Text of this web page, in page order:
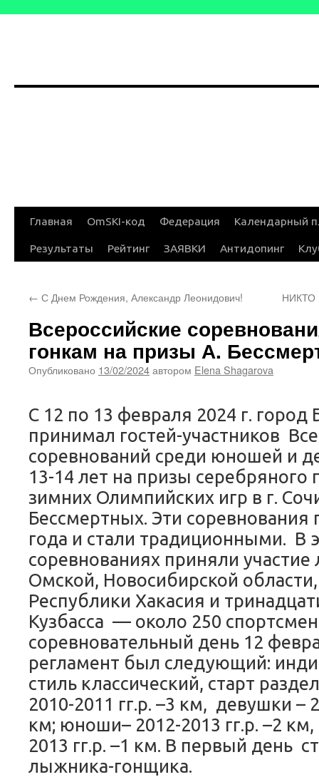
Перейти
Главная OmSKI-код Федерация Календарный
Результаты Рейтинг ЗАЯВКИ Антидопинг
← С Днем Рождения, Александр Леонидович!
Всероссийские
гонкам на призы А.
Опубликовано 13/02/2024автором Elena Shagarova
С 12 по 13 февраля 2024 г. город
принимал гостей-участников
соревнований среди юношей и
13-14 лет на призы серебряного
зимних Олимпийских игр в г.
Бессмертных. Эти соревнования
года и стали традиционными. В
соревнованиях приняли
Омской, Новосибирской
Республики Хакасия и
Кузбасса — около 250
соревновательный день 12
регламент был следующий:
стиль классический, старт
2010-2011 гг.р. –3 км, девушки –
км; юноши– 2012-2013 гг.р. –2
2013 гг.р. –1 км. В первый день
лыжника-гонщика.